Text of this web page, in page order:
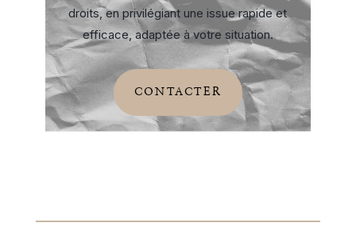
droits, en privilégiant une issue rapide et
efficace, adaptée à votre situation.
CONTACTER